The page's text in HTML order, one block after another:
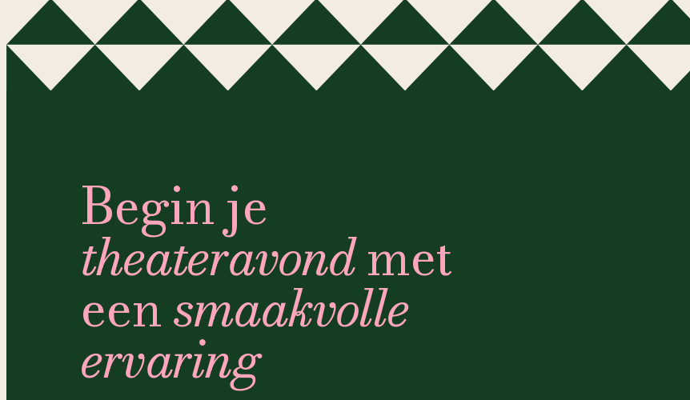
Begin je
theateravondmet
eensmaakvolle
ervaring